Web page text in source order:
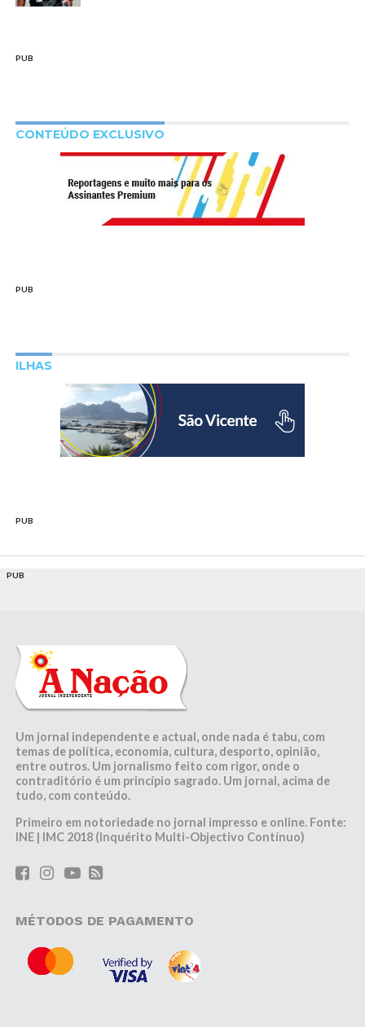
PUB
CONTEÚDO EXCLUSIVO
PUB
ILHAS
PUB
PUB
Um jornal independente e actual, onde nada é tabu, com
temas de política, economia, cultura, desporto, opinião,
entre outros. Um jornalismo feito com rigor, onde o
contraditório é um princípio sagrado. Um jornal, acima de
tudo, com conteúdo.
Primeiro em notoriedade no jornal impresso e online. Fonte:
INE | IMC 2018 (Inquérito Multi-Objectivo Contínuo)
MÉTODOS DE PAGAMENTO